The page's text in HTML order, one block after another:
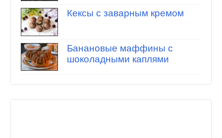
Кексы с заварным кремом
Банановые маффины с
шоколадными каплями